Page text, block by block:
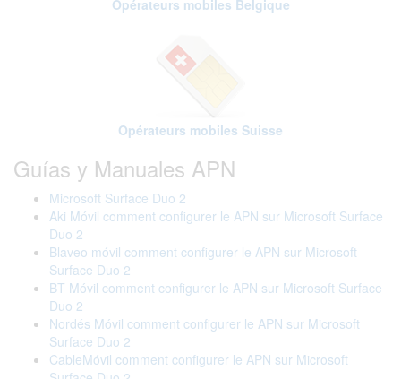
Opérateurs mobiles Belgique
Opérateurs mobiles Suisse
Guías y Manuales APN
Microsoft Surface Duo 2
Aki Móvil comment configurer le APN sur Microsoft Surface
Duo 2
Blaveo móvil comment configurer le APN sur Microsoft
Surface Duo 2
BT Móvil comment configurer le APN sur Microsoft Surface
Duo 2
Nordés Móvil comment configurer le APN sur Microsoft
Surface Duo 2
CableMóvil comment configurer le APN sur Microsoft